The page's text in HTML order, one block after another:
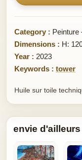
Category :
Dimensions : H:
Year : 2023
Keywords : tower
Huile sur toile
envie d'ailleurs